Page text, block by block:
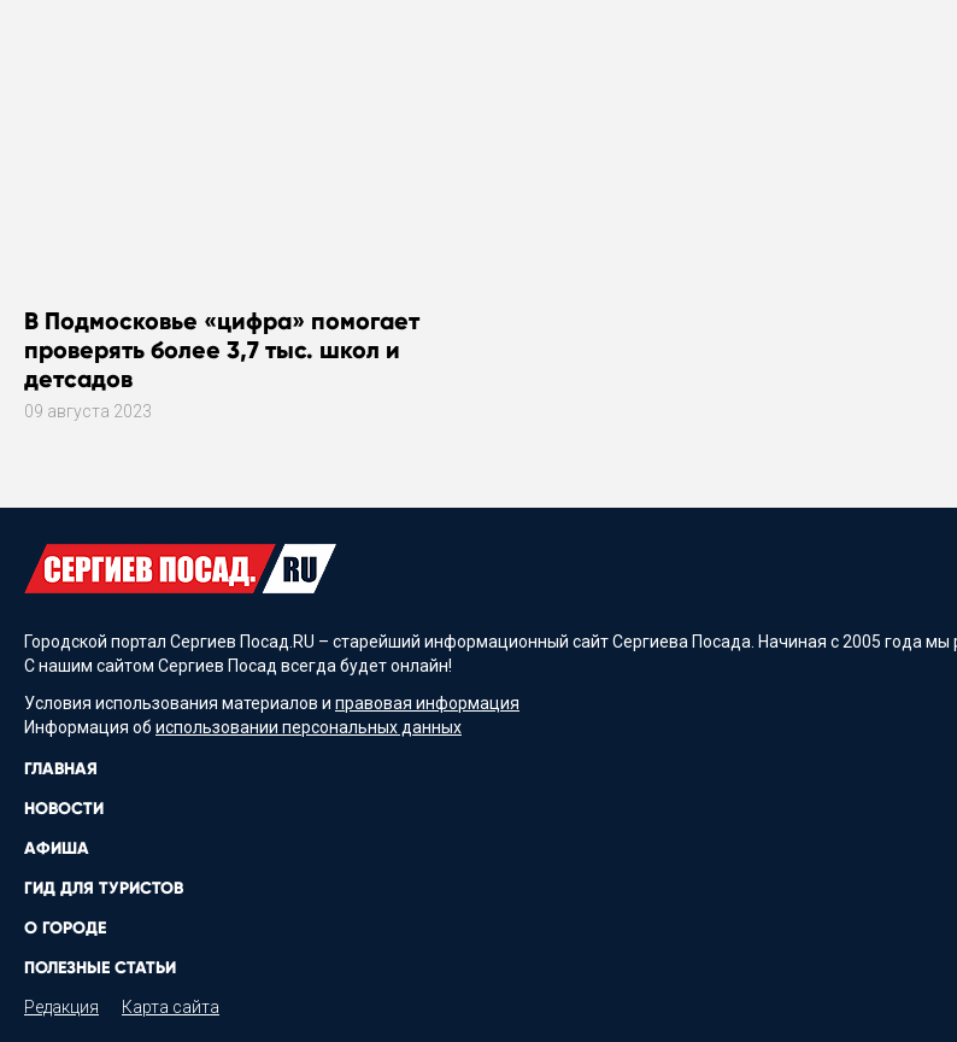
В Подмосковье «цифра» помогает
проверять более 3,7 тыс. школ и
детсадов
09 августа 2023
Городской портал Сергиев Посад.RU – старейший информационный сайт Сергиева Посада. Начиная с 2005 года
С нашим сайтом Сергиев Посад всегда будет онлайн!
Условия использования материалов и правовая информация
Информация об использовании персональных данных
ГЛАВНАЯ
НОВОСТИ
АФИША
ГИД ДЛЯ ТУРИСТОВ
О ГОРОДЕ
ПОЛЕЗНЫЕ СТАТЬИ
Редакция Карта сайта